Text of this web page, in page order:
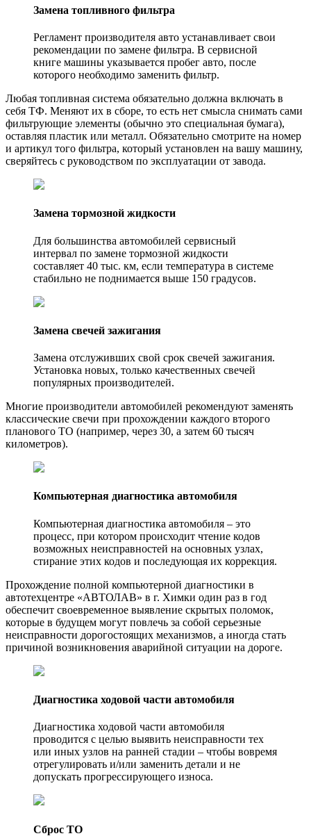
Замена топливного фильтра
Регламент производителя авто устанавливает свои
рекомендации по замене фильтра. В сервисной
книге машины указывается пробег авто, после
которого необходимо заменить фильтр.
Любая топливная система обязательно должна включать в
себя ТФ. Меняют их в сборе, то есть нет смысла снимать сами
фильтрующие элементы (обычно это специальная бумага),
оставляя пластик или металл. Обязательно смотрите на номер
и артикул того фильтра, который установлен на вашу машину,
сверяйтесь с руководством по эксплуатации от завода.
Замена тормозной жидкости
Для большинства автомобилей сервисный
интервал по замене тормозной жидкости
составляет 40 тыс. км, если температура в системе
стабильно не поднимается выше 150 градусов.
Замена свечей зажигания
Замена отслуживших свой срок свечей зажигания.
Установка новых, только качественных свечей
популярных производителей.
Многие производители автомобилей рекомендуют заменять
классические свечи при прохождении каждого второго
планового ТО (например, через 30, а затем 60 тысяч
километров).
Компьютерная диагностика автомобиля
Компьютерная диагностика автомобиля – это
процесс, при котором происходит чтение кодов
возможных неисправностей на основных узлах,
стирание этих кодов и последующая их коррекция.
Прохождение полной компьютерной диагностики в
автотехцентре «АВТОЛАВ» в г. Химки один раз в год
обеспечит своевременное выявление скрытых поломок,
которые в будущем могут повлечь за собой серьезные
неисправности дорогостоящих механизмов, а иногда стать
причиной возникновения аварийной ситуации на дороге.
Диагностика ходовой части автомобиля
Диагностика ходовой части автомобиля
проводится с целью выявить неисправности тех
или иных узлов на ранней стадии – чтобы вовремя
отрегулировать и/или заменить детали и не
допускать прогрессирующего износа.
Сброс ТО